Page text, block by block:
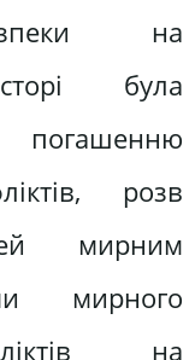
на
була
розв
мирним
мирного
на